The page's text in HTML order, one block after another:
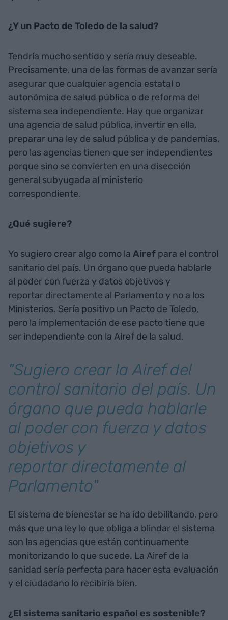
¿Y un Pacto de Toledo de la salud?
Tendría mucho sentido y sería muy deseable.
Precisamente, una de las formas de avanzar sería
asegurar que cualquier agencia estatal o
autonómica de salud pública o de reforma del
sistema sea independiente. Hay que organizar
una agencia de salud pública, invertir en ella,
preparar una ley de salud pública y de pandemias,
pero las agencias tienen que ser independientes
porque sino se convierten en una disección
general subyugada al ministerio
correspondiente.
¿Qué sugiere?
Yo sugiero crear algo como la Airef para el control
sanitario del país. Un órgano que pueda hablarle
al poder con fuerza y datos objetivos y
reportar directamente al Parlamento y no a los
Ministerios. Sería positivo un Pacto de Toledo,
pero la implementación de ese pacto tiene que
ser independiente con la Airef de la salud.
"Sugiero crear la Airef del
control sanitario del país. Un
órgano que pueda hablarle
al poder con fuerza y datos
objetivos y
reportar directamente al
Parlamento"
El sistema de bienestar se ha ido debilitando, pero
más que una ley lo que obliga a blindar el sistema
son las agencias que están continuamente
monitorizando lo que sucede. La Airef de la
sanidad sería perfecta para hacer esta evaluación
y el ciudadano lo recibiría bien.
¿El sistema sanitario español es sostenible?